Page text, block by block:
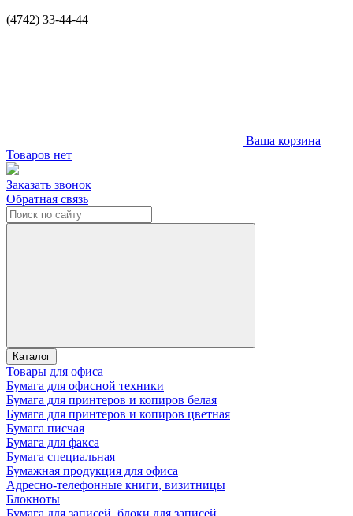
(4742) 33-44-44
Ваша корзина
Товаров нет
Заказать звонок
Обратная связь
Каталог
Товары для офиса
Бумага для офисной техники
Бумага для принтеров и копиров белая
Бумага для принтеров и копиров цветная
Бумага писчая
Бумага для факса
Бумага специальная
Бумажная продукция для офиса
Адресно-телефонные книги, визитницы
Блокноты
Бумага для записей, блоки для записей